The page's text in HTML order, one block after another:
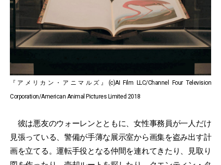
『アメリカン・アニマルズ』(c)AI Film LLC/Channel Four Television
Corporation/American Animal Pictures Limited 2018
彼は悪友のウォーレンとともに、女性事務員が一人だけ
見張っている、警備が手薄な展示室から画集を盗み出す計
画を立てる。運転手役となる仲間を連れてきたり、見取り